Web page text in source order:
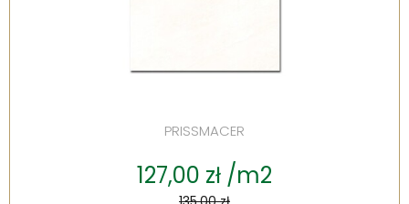
PRISSMACER
127,00 zł /m2